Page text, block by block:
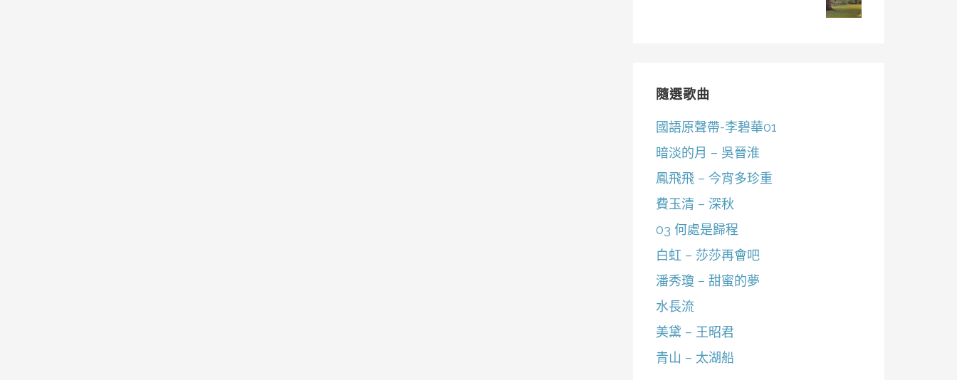
隨選歌曲
國語原聲帶-李碧華01
暗淡的月 – 吳晉淮
鳳飛飛 – 今宵多珍重
費玉清 – 深秋
03 何處是歸程
白虹 – 莎莎再會吧
潘秀瓊 – 甜蜜的夢
水長流
美黛 – 王昭君
青山 – 太湖船